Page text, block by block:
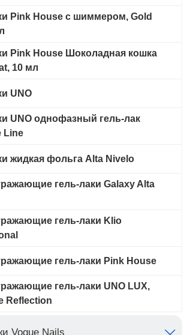
Pink House с шиммером, Gold
Pink House Шоколадная кошка
10 мл
UNO
UNO однофазный гель-лак
Line
жидкая фольга Alta Nivelo
гель-лаки Galaxy Alta
гель-лаки Klio
гель-лаки Pink House
гель-лаки UNO LUX,
Reflection
Vogue Nails